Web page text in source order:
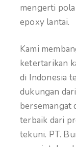
mengerti
epoxy lantai.
Kami
ketertarikan
di Indonesia
dukungan
bersemangat
terbaik dari
tekuni. PT.